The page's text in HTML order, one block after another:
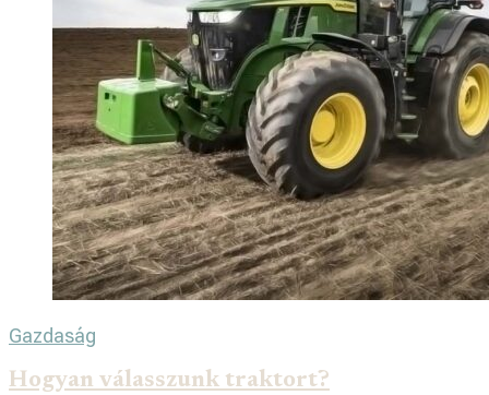
Gazdaság
Hogyan válasszunk traktort?